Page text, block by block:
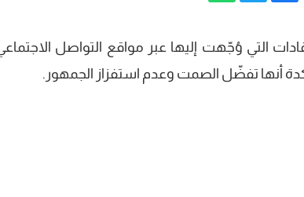
التي وُجّهت إليها عبر مواقع التواصل
أنها تفضّل الصمت وعدم استفزاز الجمهور.